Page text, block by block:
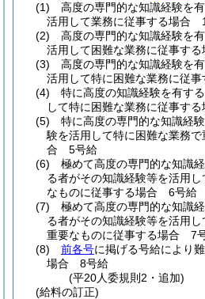
(1)
高度の専門的な知識経験を
活用して業務に従事する場合
(2)
高度の専門的な知識経験を
活用して困難な業務に従事す
(3)
高度の専門的な知識経験を
活用して特に困難な業務に従
(4)
特に高度の知識経験を有す
して特に困難な業務に従事す
(5)
特に高度の専門的な知識経
験を活用して特に困難な業務
合 5号給
(6)
極めて高度の専門的な知識
る者がその知識経験等を活用
なものに従事する場合 6号給
(7)
極めて高度の専門的な知識
る者がその知識経験等を活用
重要なものに従事する場合 7
(8)
前各号に掲げる号給により
場合 8号給
(平20人委規則2・追加)
(給料の訂正)